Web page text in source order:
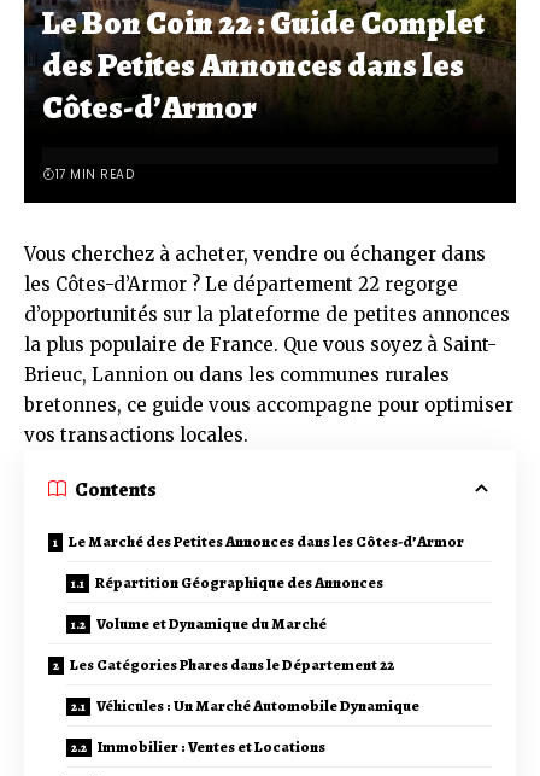
Le Bon Coin 22 : Guide Complet
des Petites Annonces dans les
Côtes-d’Armor
17 MIN READ
Vous cherchez à acheter, vendre ou échanger dans
les Côtes-d’Armor ? Le département 22 regorge
d’opportunités sur la plateforme de petites annonces
la plus populaire de France. Que vous soyez à Saint-
Brieuc, Lannion ou dans les communes rurales
bretonnes, ce guide vous accompagne pour optimiser
vos transactions locales.
Contents
Le Marché des Petites Annonces dans les Côtes-d’Armor
Répartition Géographique des Annonces
Volume et Dynamique du Marché
Les Catégories Phares dans le Département 22
Véhicules : Un Marché Automobile Dynamique
Immobilier : Ventes et Locations